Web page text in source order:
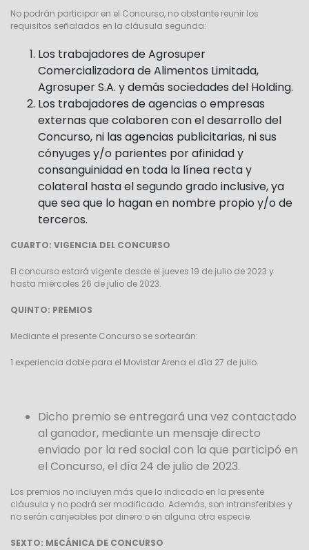
No podrán participar en el Concurso, no obstante reunir los
requisitos señalados en la cláusula segunda:
Los trabajadores de Agrosuper
Comercializadora de Alimentos Limitada,
Agrosuper S.A. y demás sociedades del Holding.
Los trabajadores de agencias o empresas
externas que colaboren con el desarrollo del
Concurso, ni las agencias publicitarias, ni sus
cónyuges y/o parientes por afinidad y
consanguinidad en toda la línea recta y
colateral hasta el segundo grado inclusive, ya
que sea que lo hagan en nombre propio y/o de
terceros.
CUARTO: VIGENCIA DEL CONCURSO
El concurso estará vigente desde el jueves 19 de julio de 2023 y
hasta miércoles 26 de julio de 2023.
QUINTO: PREMIOS
Mediante el presente Concurso se sortearán:
1 experiencia doble para el Movistar Arena el día 27 de julio.
Dicho premio se entregará una vez contactado
al ganador, mediante un mensaje directo
enviado por la red social con la que participó en
el Concurso,el día 24 de julio de 2023.
Los premios no incluyen más que lo indicado en la presente
cláusula y no podrá ser modificado. Además, son intransferibles y
no serán canjeables por dinero o en alguna otra especie.
SEXTO: MECÁNICA DE CONCURSO